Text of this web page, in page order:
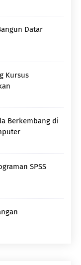
Datar
Kursus
Berkembang di
SPSS